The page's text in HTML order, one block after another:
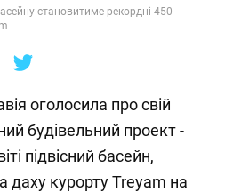
становитиме рекордні 450
оголосила про свій
будівельний проект -
підвісний басейн,
даху курорту Treyam на